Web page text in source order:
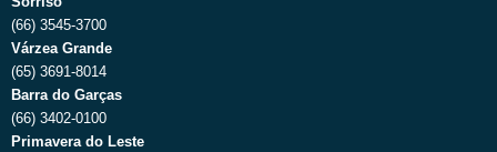
(66) 3545-3700
Várzea Grande
(65) 3691-8014
Barra do Garças
(66) 3402-0100
Primavera do Leste